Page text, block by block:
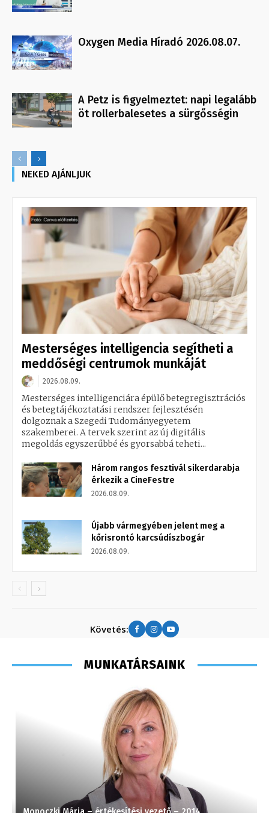
Oxygen Media Híradó 2026.08.07.
A Petz is figyelmeztet: napi legalább
öt rollerbalesetes a sürgősségin
NEKED AJÁNLJUK
Mesterséges intelligencia segítheti a
meddőségi centrumok munkáját
2026.08.09.
Mesterséges intelligenciára épülő betegregisztrációs
és betegtájékoztatási rendszer fejlesztésén
dolgoznak a Szegedi Tudományegyetem
szakemberei. A tervek szerint az új digitális
megoldás egyszerűbbé és gyorsabbá teheti...
Három rangos fesztivál sikerdarabja
érkezik a CineFestre
2026.08.09.
Újabb vármegyében jelent meg a
kőrisrontó karcsúdíszbogár
2026.08.09.
Követés:
MUNKATÁRSAINK